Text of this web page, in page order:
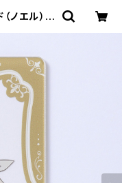
（ノエル） |